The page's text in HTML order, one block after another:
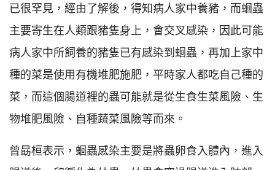
已很罕見，經由了解後，得知病人家中養豬，而蛔蟲
主要寄生在人類跟豬隻身上，會交叉感染，因此可能
病人家中所飼養的豬隻已有感染到蛔蟲，再加上家中
種的菜是使用有機堆肥施肥，平時家人都吃自己種的
菜，而這個腸道裡的蟲可能就是從生食生菜風險、生
物堆肥風險、自種蔬菜風險等而來。
曾勗桓表示，蛔蟲感染主要是將蟲卵食入體內，進入